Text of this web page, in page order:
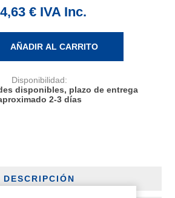
€ IVA Inc.
AÑADIR AL CARRITO
Disponibilidad:
disponibles, plazo de entrega
2-3 días
DESCRIPCIÓN